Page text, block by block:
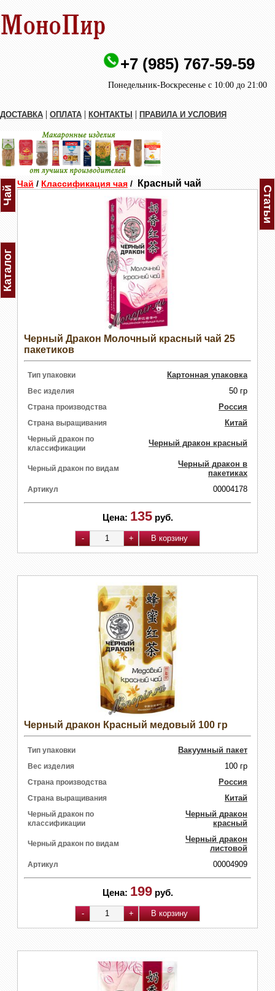
+7 (985) 767-59-59
Понедельник-Воскресенье с 10:00 до 21:00
ДОСТАВКА | ОПЛАТА | КОНТАКТЫ | ПРАВИЛА И УСЛОВИЯ
Чай
Каталог
Чай / Классификация чая / Красный чай
Черный Дракон Молочный красный чай 25
пакетиков
Тип упаковки Картонная упаковка
Вес изделия 50 гр
Страна производства Россия
Страна выращивания Китай
Черный дракон по
классификации
Черный дракон красный
Черный дракон по видам
Черный дракон в
пакетиках
Артикул 00004178
Цена: 135 руб.
Черный дракон Красный медовый 100 гр
Тип упаковки Вакуумный пакет
Вес изделия 100 гр
Страна производства Россия
Страна выращивания Китай
Черный дракон по
классификации
Черный дракон
красный
Черный дракон по видам
Черный дракон
листовой
Артикул 00004909
Цена: 199 руб.
Статьи